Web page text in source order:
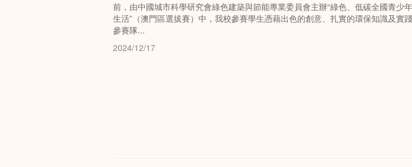
前，由中國城市科學研究會綠色建築與節能專業委員會主辦“綠色、低碳全國青少
生活”（澳門區選拔賽）中，我校參賽學生憑藉出色的創意、扎實的環保知識及實
參賽隊...
2024/12/17